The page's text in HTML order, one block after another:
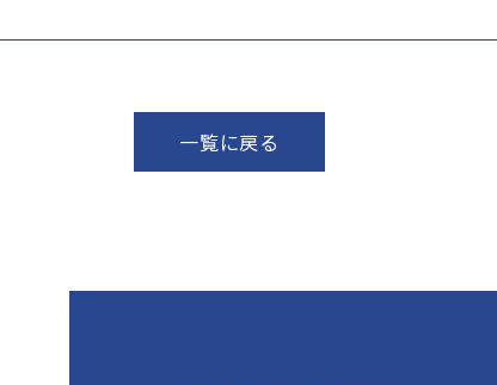
一覧に戻る